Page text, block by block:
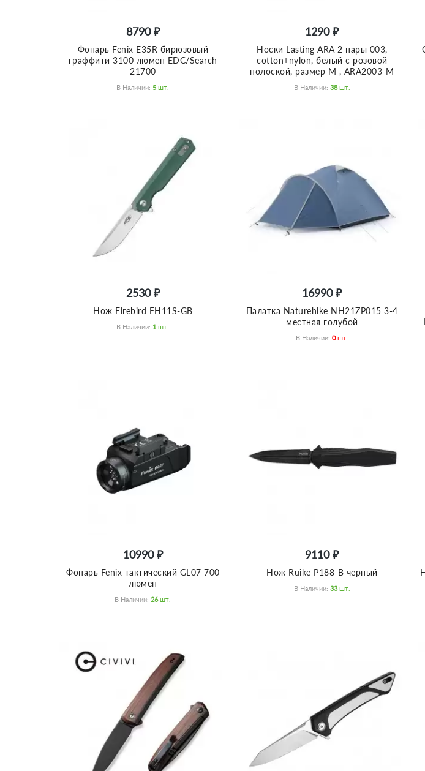
8790 ₽
Фонарь Fenix E35R бирюзовый
граффити 3100 люмен EDC/Search
21700
В Наличии:5 Шт.
1290 ₽
Носки Lasting ARA 2 пары 003,
cotton+nylon, белый с розовой
полоской, размер M , ARA2003-M
В Наличии: 38 Шт.
2530 ₽
Нож Firebird FH11S-GB
В Наличии: 1 Шт.
16990 ₽
Палатка Naturehike NH21ZP015 3-4
местная голубой
В Наличии: 0 Шт.
10990 ₽
Фонарь Fenix тактический GL07 700
люмен
В Наличии:26 Шт.
9110 ₽
Нож Ruike P188-B черный
В Наличии: 33 Шт.